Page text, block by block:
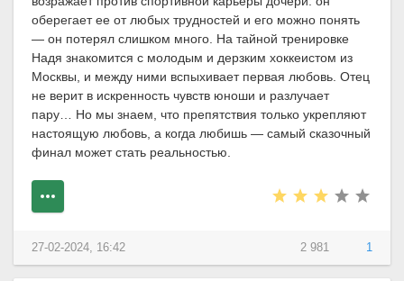
оберегает ее от любых трудностей и его можно понять
— он потерял слишком много. На тайной тренировке
Надя знакомится с молодым и дерзким хоккеистом из
Москвы, и между ними вспыхивает первая любовь. Отец
не верит в искренность чувств юноши и разлучает
пару… Но мы знаем, что препятствия только укрепляют
настоящую любовь, а когда любишь — самый сказочный
финал может стать реальностью.
2 981 1
27-02-2024, 16:42